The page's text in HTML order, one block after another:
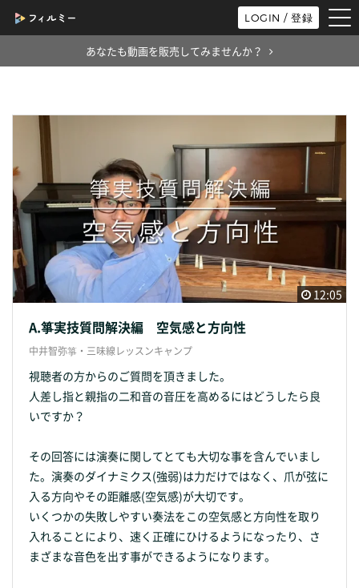
LOGIN / 登録
あなたも動画を販売してみませんか？
12:05
A.箏実技質問解決編 空気感と方向性
中井智弥箏・三味線レッスンキャンプ
視聴者の方からのご質問を頂きました。
人差し指と親指の二和音の音圧を高めるにはどうしたら良
いですか？
その回答には演奏に関してとても大切な事を含んでいまし
た。演奏のダイナミクス(強弱)は力だけではなく、爪が弦に
入る方向やその距離感(空気感)が大切です。
いくつかの失敗しやすい奏法をこの空気感と方向性を取り
入れることにより、速く正確にひけるようになったり、さ
まざまな音色を出す事ができるようになります。